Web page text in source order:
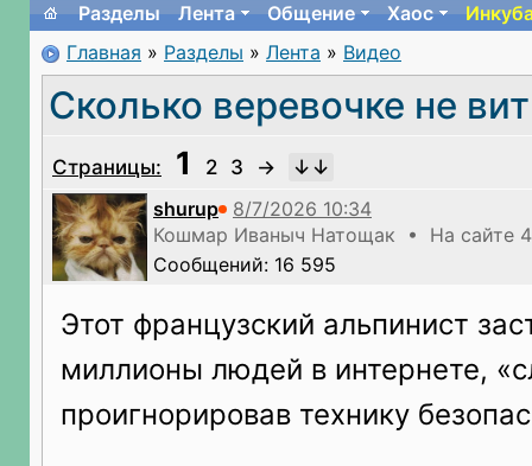
Разделы
Лента Общение Хаос
Главная » Разделы » Лента » Видео
Сколько веревочке не
Страницы: 1 2 3
→
shurup
Кошмар Иваныч Натощак • На сайте 4
Сообщений: 16 595
Этот французский альпинист
миллионы людей в интернете,
проигнорировав технику